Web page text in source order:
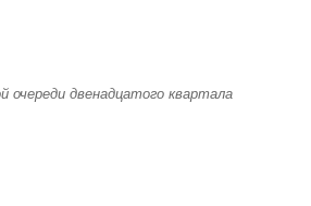
очереди двенадцатого квартала